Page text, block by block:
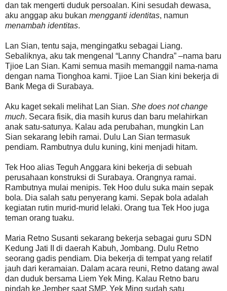
dan tak mengerti duduk persoalan. Kini sesudah dewasa,
aku anggap aku bukan mengganti identitas, namun
menambah identitas.
Lan Sian, tentu saja, mengingatku sebagai Liang.
Sebaliknya, aku tak mengenal “Lanny Chandra” –nama baru
Tjioe Lan Sian. Kami semua masih memanggil nama-nama
dengan nama Tionghoa kami. Tjioe Lan Sian kini bekerja di
Bank Mega di Surabaya.
Aku kaget sekali melihat Lan Sian. She does not change
much. Secara fisik, dia masih kurus dan baru melahirkan
anak satu-satunya. Kalau ada perubahan, mungkin Lan
Sian sekarang lebih ramai. Dulu Lan Sian termasuk
pendiam. Rambutnya dulu kuning, kini menjadi hitam.
Tek Hoo alias Teguh Anggara kini bekerja di sebuah
perusahaan konstruksi di Surabaya. Orangnya ramai.
Rambutnya mulai menipis. Tek Hoo dulu suka main sepak
bola. Dia salah satu penyerang kami. Sepak bola adalah
kegiatan rutin murid-murid lelaki. Orang tua Tek Hoo juga
teman orang tuaku.
Maria Retno Susanti sekarang bekerja sebagai guru SDN
Kedung Jati II di daerah Kabuh, Jombang. Dulu Retno
seorang gadis pendiam. Dia bekerja di tempat yang relatif
jauh dari keramaian. Dalam acara reuni, Retno datang awal
dan duduk bersama Liem Yek Ming. Kalau Retno baru
pindah ke Jember saat SMP, Yek Ming sudah satu